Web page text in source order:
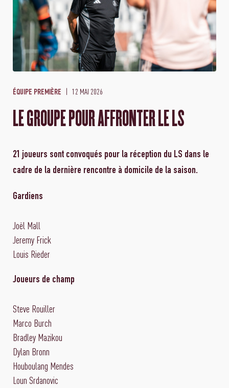
ÉQUIPE PREMIÈRE 12 MAI 2026
LE GROUPE POUR AFFRONTER LE LS
21 joueurs sont convoqués pour la réception du LS dans le
cadre de la dernière rencontre à domicile de la saison.
Gardiens
Joël Mall
Jeremy Frick
Louis Rieder
Joueurs de champ
Steve Rouiller
Marco Burch
Bradley Mazikou
Dylan Bronn
Houboulang Mendes
Loun Srdanovic